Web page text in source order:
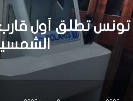
تونس تطلق أول قارب